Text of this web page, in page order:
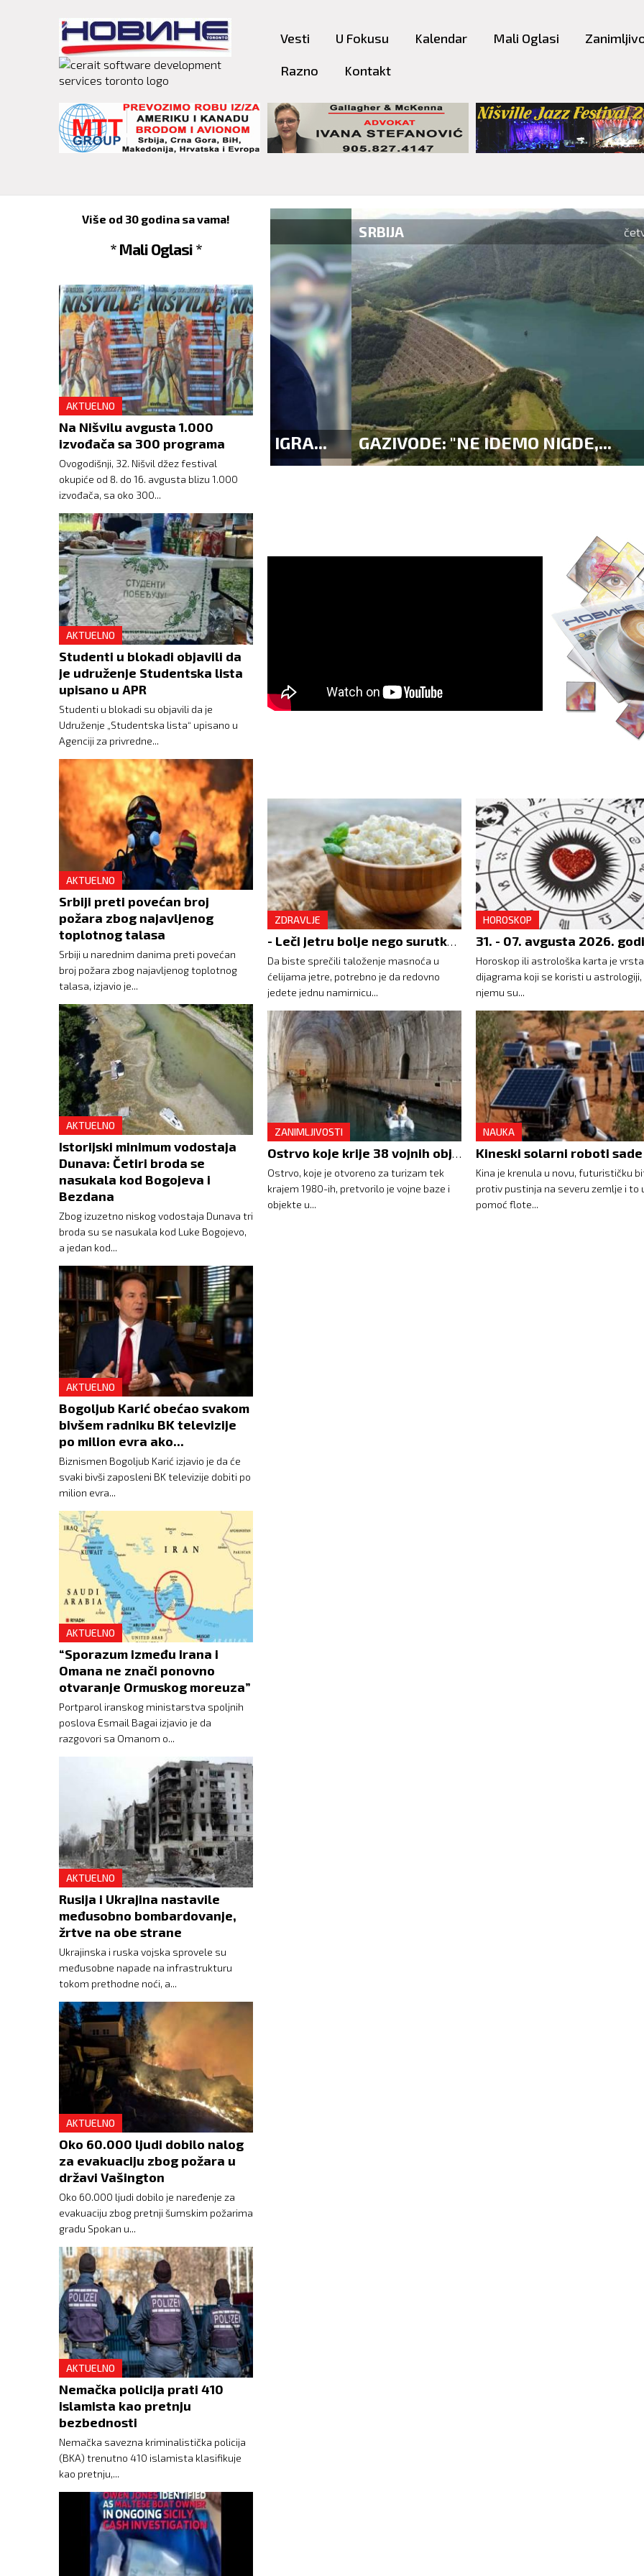
content
Vesti U Fokusu Kalendar Mali Oglasi
Razno Kontakt
Više od 30 godina sa vama!
* Mali Oglasi *
AKTUELNO
Na Nišvilu avgusta 1.000
izvođača sa 300 programa
Ovogodišnji, 32. Nišvil džez festival
okupiće od 8. do 16. avgusta blizu 1.000
izvođača, sa oko 300...
AKTUELNO
Studenti u blokadi objavili da
je udruženje Studentska lista
upisano u APR
Studenti u blokadi su objavili da je
Udruženje „Studentska lista“ upisano u
Agenciji za privredne...
AKTUELNO
Srbiji preti povećan broj
požara zbog najavljenog
toplotnog talasa
Srbiji u narednim danima preti povećan
broj požara zbog najavljenog toplotnog
talasa, izjavio je...
AKTUELNO
Istorijski minimum vodostaja
Dunava: Četiri broda se
nasukala kod Bogojeva i
Bezdana
Zbog izuzetno niskog vodostaja Dunava tri
broda su se nasukala kod Luke Bogojevo,
a jedan kod...
AKTUELNO
Bogoljub Karić obećao svakom
bivšem radniku BK televizije
po milion evra ako...
Biznismen Bogoljub Karić izjavio je da će
svaki bivši zaposleni BK televizije dobiti po
milion evra...
AKTUELNO
“Sporazum između Irana i
Omana ne znači ponovno
otvaranje Ormuskog moreuza”
Portparol iranskog ministarstva spoljnih
poslova Esmail Bagai izjavio je da
razgovori sa Omanom o...
AKTUELNO
Rusija i Ukrajina nastavile
međusobno bombardovanje,
žrtve na obe strane
Ukrajinska i ruska vojska sprovele su
međusobne napade na infrastrukturu
tokom prethodne noći, a...
AKTUELNO
Oko 60.000 ljudi dobilo nalog
za evakuaciju zbog požara u
državi Vašington
Oko 60.000 ljudi dobilo je naređenje za
evakuaciju zbog pretnji šumskim požarima
gradu Spokan u...
AKTUELNO
Nemačka policija prati 410
islamista kao pretnju
bezbednosti
Nemačka savezna kriminalistička policija
(BKA) trenutno 410 islamista klasifikuje
kao pretnju,...
ODLUČUJE DA NE IGRA...
četvrtak, 06.
GAZIVODE: "NE IDEMO NIGDE,...
ZDRAVLJE
Da biste sprečili taloženje masnoća u
ćelijama jetre, potrebno je da redovno
jedete jednu namirnicu...
HOROSKOP
31. - 07. avgusta 2026.
Horoskop ili astrološka karta je vrsta
dijagrama koji se koristi u astrologiji,
njemu su...
ZANIMLJIVOSTI
Ostrvo koje krije 38 vojnih objekata
Ostrvo, koje je otvoreno za turizam tek
krajem 1980-ih, pretvorilo je vojne baze i
objekte u...
NAUKA
Kina je krenula u novu, futurističku
protiv pustinja na severu zemlje i to
pomoć flote...